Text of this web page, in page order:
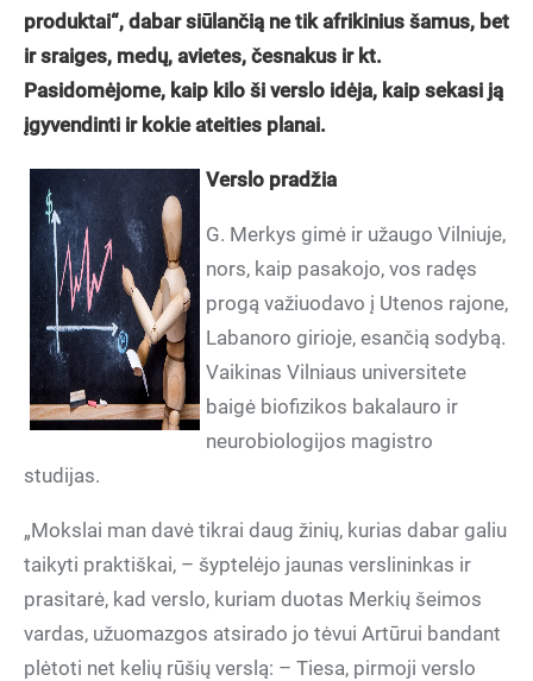
produktai“, dabar siūlančią ne tik afrikinius šamus, bet
ir sraiges, medų, avietes, česnakus ir kt.
Pasidomėjome, kaip kilo ši verslo idėja, kaip sekasi ją
įgyvendinti ir kokie ateities planai.
Verslo pradžia
G. Merkys gimė ir užaugo Vilniuje,
nors, kaip pasakojo, vos radęs
progą važiuodavo į Utenos rajone,
Labanoro girioje, esančią sodybą.
Vaikinas Vilniaus universitete
baigė biofizikos bakalauro ir
neurobiologijos magistro
studijas.
„Mokslai man davė tikrai daug žinių, kurias dabar galiu
taikyti praktiškai, – šyptelėjo jaunas verslininkas ir
prasitarė, kad verslo, kuriam duotas Merkių šeimos
vardas, užuomazgos atsirado jo tėvui Artūrui bandant
plėtoti net kelių rūšių verslą: – Tiesa, pirmoji verslo